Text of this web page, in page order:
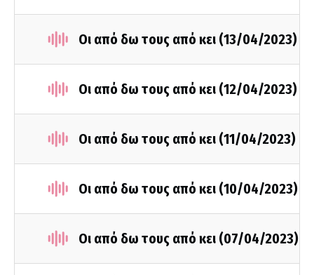
Οι από δω τους από κει (13/04/2023)
Οι από δω τους από κει (12/04/2023)
Οι από δω τους από κει (11/04/2023)
Οι από δω τους από κει (10/04/2023)
Οι από δω τους από κει (07/04/2023)